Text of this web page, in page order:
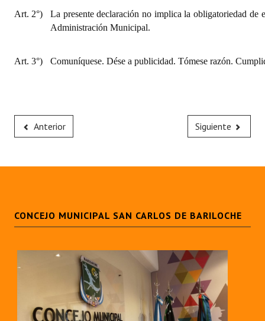
Art. 2°)
La presente declaración no implica la obligatoriedad de
Administración Municipal.
Art. 3°) Comuníquese. Dése a publicidad. Tómese razón.
Anterior Siguiente
CONCEJO MUNICIPAL SAN CARLOS DE BARILOCHE